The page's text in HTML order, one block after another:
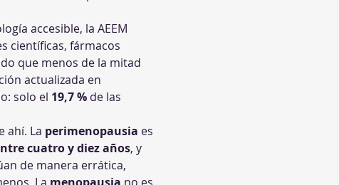
accesible, la AEEM
científicas, fármacos
que menos de la mitad
actualizada en
solo el 19,7 % de las
ahí. La perimenopausia es
cuatro y diez años, y
de manera errática,